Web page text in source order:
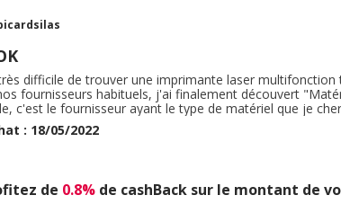
difficile de trouver une imprimante laser
fournisseurs habituels, j'ai finalement découvert
c'est le fournisseur ayant le type de matériel que je
très bien passée ( une imprimante Xerox commandée
et suivi de commande satisfaisants. Je recommande.
: 18/05/2022
de 0.8% de cashBack sur le montant de